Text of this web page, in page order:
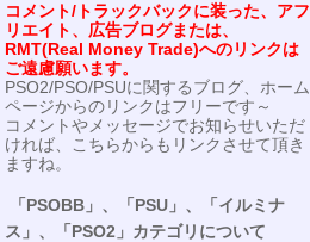
コメント/トラックバックに装った、アフ
リエイト、広告ブログまたは、
RMT(Real Money Trade)へのリンクは
ご遠慮願います。
PSO2/PSO/PSUに関するブログ、ホーム
ページからのリンクはフリーです～
コメントやメッセージでお知らせいただ
ければ、こちらからもリンクさせて頂き
ますね。
「PSOBB」、「PSU」、「イルミナ
ス」、「PSO2」カテゴリについて